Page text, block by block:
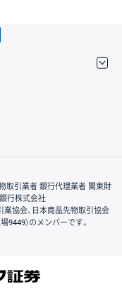
取引業者 銀行代理業者 関東財
行株式会社
業協会、日本商品先物取引協会
9449）のメンバーです。